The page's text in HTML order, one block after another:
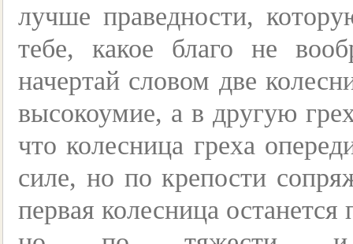
лучше праведности,
тебе, какое благо не
начертай словом две
высокоумие, а в другую
что колесница греха
силе, но по крепости
первая колесница